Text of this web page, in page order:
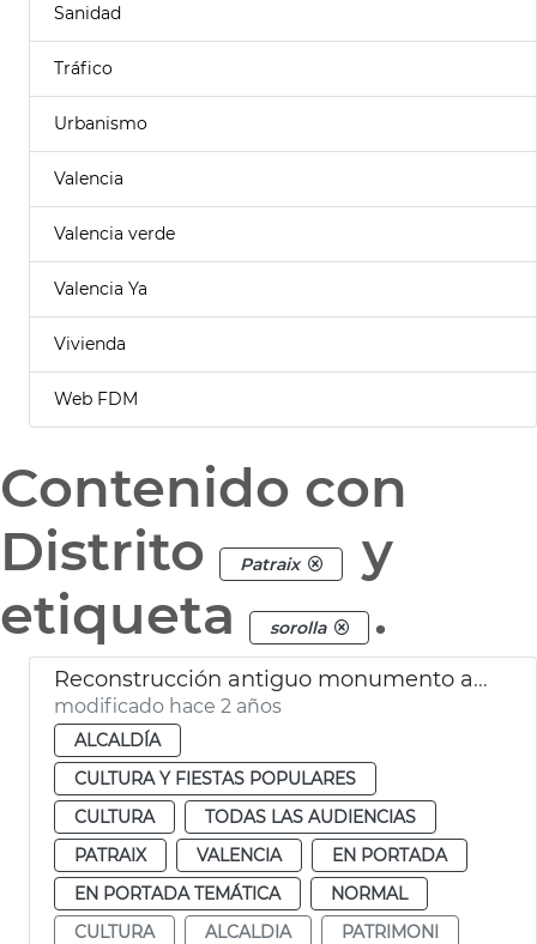
Sanidad
Tráfico
Urbanismo
Valencia
Valencia verde
Valencia Ya
Vivienda
Web FDM
Contenido con
Distrito
Patraix
y
etiqueta
sorolla .
Reconstrucción antiguo monumento a Sorolla
modificado hace 2 años
ALCALDÍA
CULTURA Y FIESTAS POPULARES
CULTURA
TODAS LAS AUDIENCIAS
PATRAIX
VALENCIA
EN PORTADA
EN PORTADA TEMÁTICA
NORMAL
CULTURA
ALCALDIA
PATRIMONI